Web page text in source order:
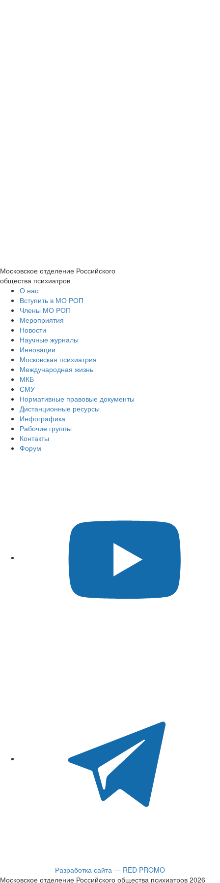
Московское отделение Российского
общества психиатров
О нас
Вступить в МО РОП
Члены МО РОП
Мероприятия
Новости
Научные журналы
Инновации
Московская психиатрия
Международная жизнь
МКБ
СМУ
Нормативные правовые документы
Дистанционные ресурсы
Инфографика
Рабочие группы
Контакты
Форум
Разработка сайта — RED PROMO
Московское отделение Российского общества психиатров 2026